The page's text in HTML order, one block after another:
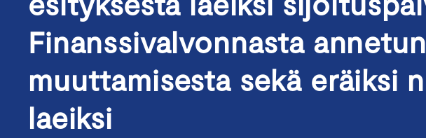
Finanssivalvonnasta
muuttamisesta sekä eräiksi
laeiksi